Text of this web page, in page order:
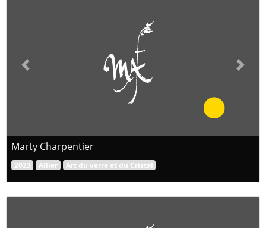
Previous Next
Marty Charpentier
2023 Allier Art du verre et du Cristal